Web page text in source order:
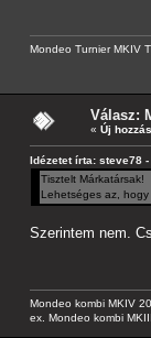
Mondeo Turnier MKIV
Válasz:
« Új
Idézetet írta: steve78
Tisztelt Márkatársak!
Lehetséges az,
Szerintem nem.
Mondeo kombi MKIV
ex. Mondeo kombi